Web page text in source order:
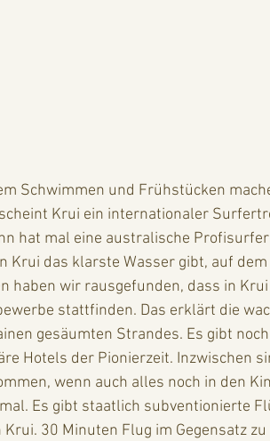
Krui ein internationaler
hat mal eine australische
Krui das klarste Wasser gibt, auf
haben wir rausgefunden, dass in
stattfinden. Das erklärt die
gesäumten Strandes. Es gibt
Hotels der Pionierzeit. Inzwischen
wenn auch alles noch in den
Es gibt staatlich subventionierte
Krui. 30 Minuten Flug im Gegensatz